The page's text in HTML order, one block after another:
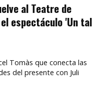
al Teatre de
espectáculo 'Un tal
Tomàs que conecta las
del presente con Juli